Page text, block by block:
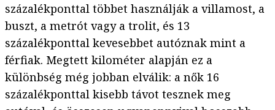
százalékponttal többet használják a villamost, a
buszt, a metrót vagy a trolit, és 13
százalékponttal kevesebbet autóznak mint a
férfiak. Megtett kilométer alapján ez a
különbség még jobban elválik: a nők 16
százalékponttal kisebb távot tesznek meg